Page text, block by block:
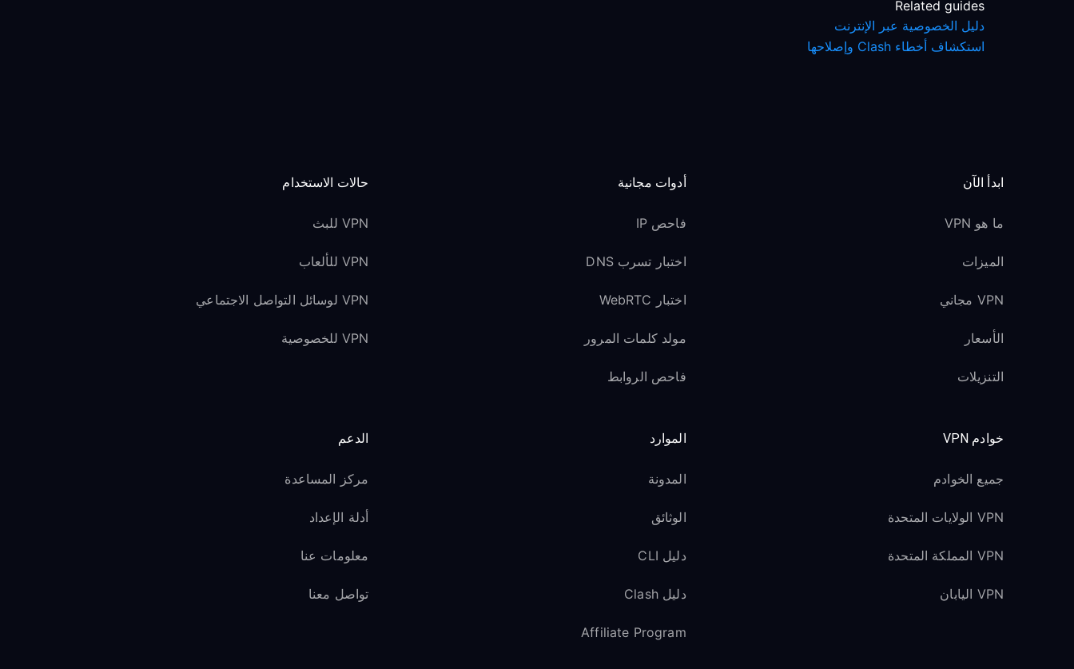
Related guides
دليل الخصوصية عبر الإنترنت
استكشاف أخطاء Clash وإصلاحها
ابدأ الآن
ما هو VPN
الميزات
VPN مجاني
الأسعار
التنزيلات
أدوات مجانية
فاحص IP
اختبار تسرب DNS
اختبار WebRTC
مولد كلمات المرور
فاحص الروابط
حالات الاستخدام
VPN للبث
VPN للألعاب
VPN لوسائل التواصل الاجتماعي
VPN للخصوصية
خوادم VPN
جميع الخوادم
VPN الولايات المتحدة
VPN المملكة المتحدة
VPN اليابان
الموارد
المدونة
الوثائق
دليل CLI
دليل Clash
Affiliate Program
الدعم
مركز المساعدة
أدلة الإعداد
معلومات عنا
تواصل معنا